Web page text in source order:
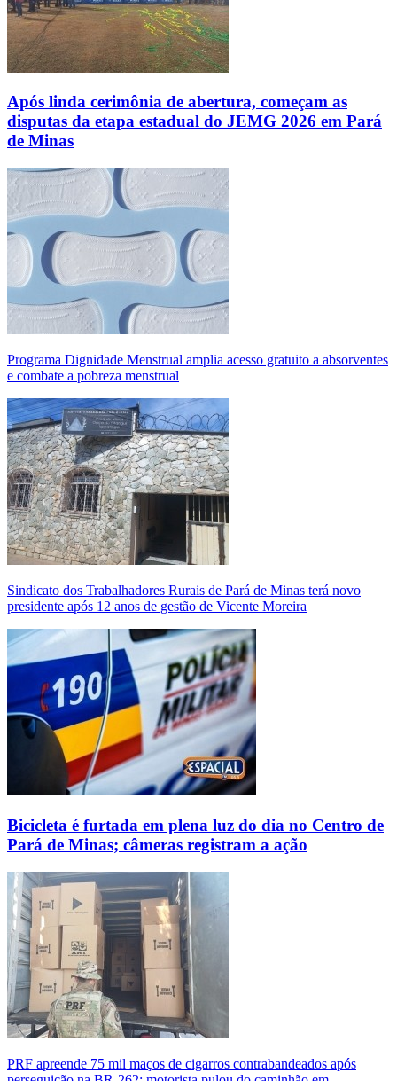
Após linda cerimônia de abertura, começam as
disputas da etapa estadual do JEMG 2026 em Pará
de Minas
Programa Dignidade Menstrual amplia acesso gratuito a absorventes
e combate a pobreza menstrual
Sindicato dos Trabalhadores Rurais de Pará de Minas terá novo
presidente após 12 anos de gestão de Vicente Moreira
Bicicleta é furtada em plena luz do dia no Centro de
Pará de Minas; câmeras registram a ação
PRF apreende 75 mil maços de cigarros contrabandeados após